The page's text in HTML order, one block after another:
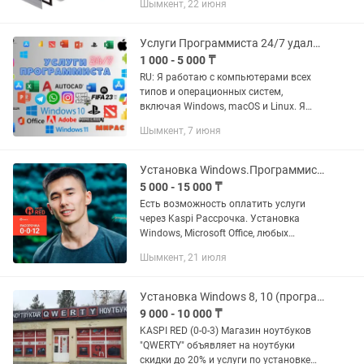
(бюджет до 250k) ✔ Подбор игровой
Шымкент, 22 июня
Услуги Программиста 24/7 удаленно (word, ворд , office ,windows)
1 000 - 5 000 ₸
RU: Я работаю с компьютерами всех
типов и операционных систем,
включая Windows, macOS и Linux. Я
любые программы, включая
графические...
Шымкент, 7 июня
Установка Windows.Программист Виндоус Офис Ворд Office Автокад 3D Max
5 000 - 15 000 ₸
Есть возможность оплатить услуги
через Kaspi Рассрочка. Установка
Windows, Microsoft Office, любых
Возможна удаленная установка
Шымкент, 21 июля
Установка Windows 8, 10 (программ, драйверов)
9 000 - 10 000 ₸
KASPI RED (0-0-3) Магазин ноутбуков
"QWERTY" объявляет на ноутбуки
скидки до 20% и услуги по установке